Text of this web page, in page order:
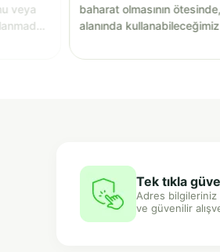
veya
baharat olmasının
alanında
Tek tıkla
Adres bilgileriniz
ve güvenilir